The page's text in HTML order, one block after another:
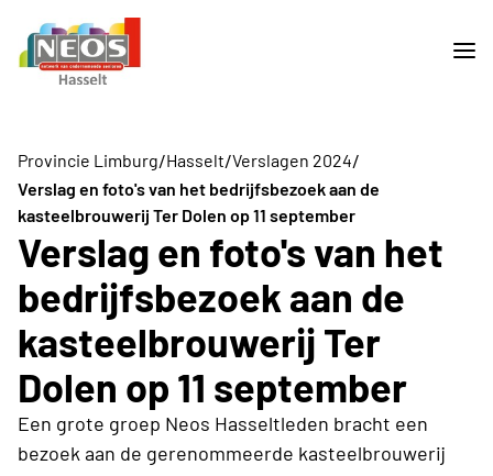
Provincie Limburg/Hasselt/Verslagen 2024/
Verslag en foto's van het bedrijfsbezoek aan de
kasteelbrouwerij Ter Dolen op 11 september
Verslag en foto's van het
bedrijfsbezoek aan de
kasteelbrouwerij Ter
Dolen op 11 september
Een grote groep Neos Hasseltleden bracht een
bezoek aan de gerenommeerde kasteelbrouwerij